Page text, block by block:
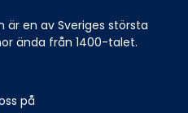
är en av Sveriges största
ända från 1400-talet.
på